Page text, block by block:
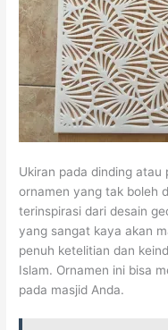
Ukiran pada dinding atau
ornamen yang tak boleh
terinspirasi dari desain
yang sangat kaya akan
penuh ketelitian dan
Islam. Ornamen ini bisa
pada masjid Anda.